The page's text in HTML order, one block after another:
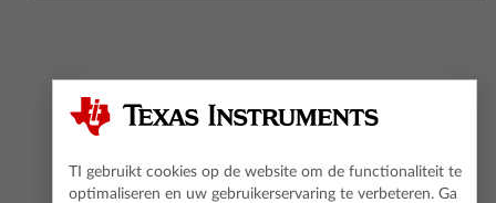
TI gebruikt cookies op de website om de functionaliteit te
optimaliseren en uw gebruikerservaring te verbeteren. Ga